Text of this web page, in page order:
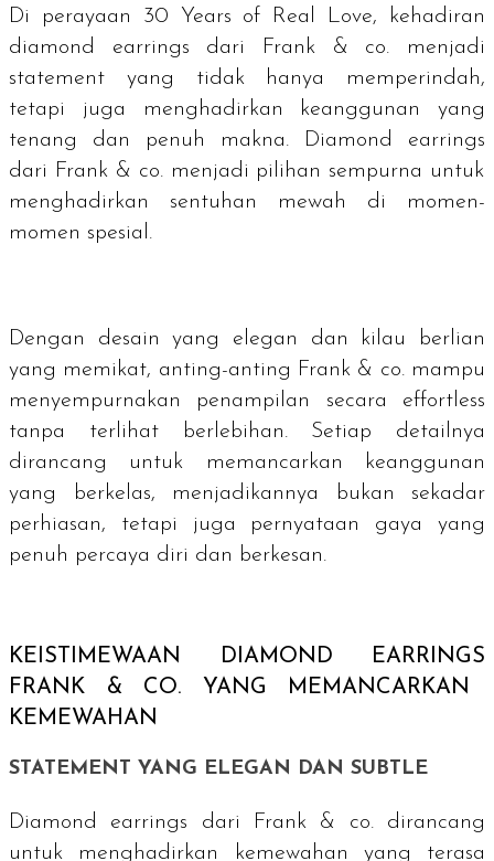
Di perayaan 30 Years of Real Love, kehadiran
diamond earrings dari Frank & co. menjadi
statement yang tidak hanya memperindah,
tetapi juga menghadirkan keanggunan yang
tenang dan penuh makna.
Diamond earrings
dari Frank & co. menjadi pilihan sempurna untuk
menghadirkan sentuhan mewah di momen-
momen spesial.
Dengan desain yang elegan dan kilau berlian
yang memikat, anting-anting Frank & co. mampu
menyempurnakan penampilan secara effortless
tanpa terlihat berlebihan. Setiap detailnya
dirancang untuk memancarkan keanggunan
yang berkelas, menjadikannya bukan sekadar
perhiasan, tetapi juga pernyataan gaya yang
penuh percaya diri dan berkesan.
KEISTIMEWAAN
DIAMOND EARRINGS
FRANK & CO. YANG MEMANCARKAN
KEMEWAHAN
STATEMENT YANG ELEGAN DAN SUBTLE
Diamond earrings dari Frank & co. dirancang
untuk menghadirkan kemewahan yang terasa